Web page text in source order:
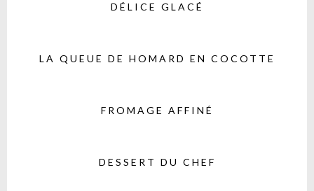
DÉLICE GLACÉ
LA QUEUE DE HOMARD EN COCOTTE
FROMAGE AFFINÉ
DESSERT DU CHEF